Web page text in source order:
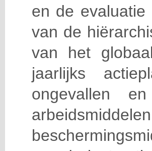
en de
van de
van het
jaarlijks
ongevallen